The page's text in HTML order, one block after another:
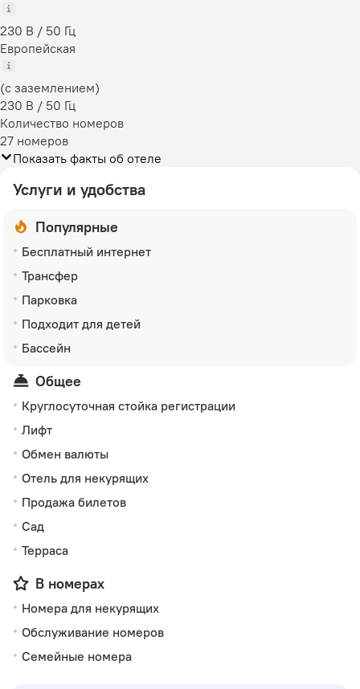
230 В / 50 Гц
Европейская
(с заземлением)
230 В / 50 Гц
Количество номеров
27 номеров
Показать факты об отеле
Услуги и удобства
Популярные
Бесплатный интернет
Трансфер
Парковка
Подходит для детей
Бассейн
Общее
Круглосуточная стойка регистрации
Лифт
Обмен валюты
Отель для некурящих
Продажа билетов
Сад
Терраса
В номерах
Номера для некурящих
Обслуживание номеров
Семейные номера